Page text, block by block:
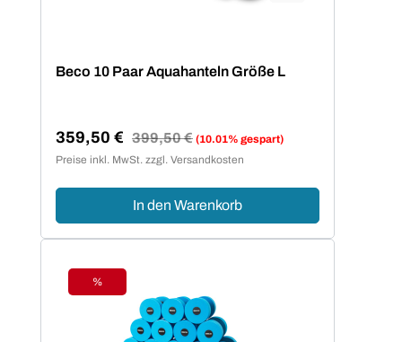
Beco 10 Paar Aquahanteln Größe L
Verkaufspreis:
359,50 € Regulärer Preis:
399,50 € (10.01% gespart)
Preise inkl. MwSt. zzgl. Versandkosten
In den Warenkorb
Rabatt
%